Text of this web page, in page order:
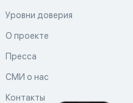
Уровни доверия
О проекте
Пресса
СМИ о нас
Контакты